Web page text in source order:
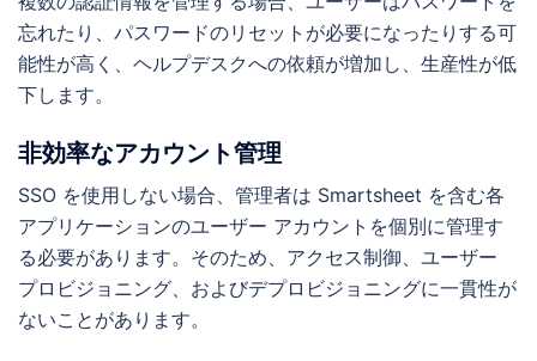
忘れたり、パスワードのリセットが必要になったりする可
能性が高く、ヘルプデスクへの依頼が増加し、生産性が低
下します。
非効率なアカウント管理
SSO を使用しない場合、管理者は Smartsheet を含む各
アプリケーションのユーザー アカウントを個別に管理す
る必要があります。そのため、アクセス制御、ユーザー
プロビジョニング、およびデプロビジョニングに一貫性が
ないことがあります。